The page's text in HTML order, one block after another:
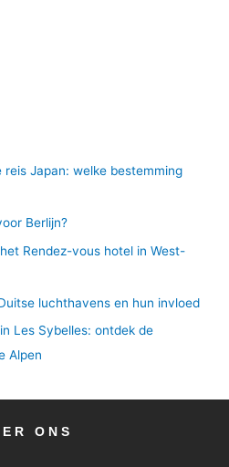
Japan: welke bestemming
Berlijn?
Rendez-vous hotel in West-
luchthavens en hun invloed
Les Sybelles: ontdek de
Alpen
ONS